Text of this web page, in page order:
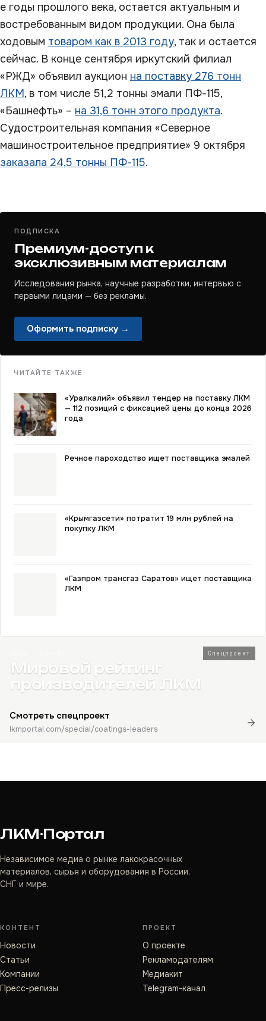
е годы прошлого века, остается актуальным и
востребованным видом продукции. Она была
ходовым товаром как в 2013 году, так и остается
сейчас. В конце сентября иркутский филиал
«РЖД» объявил аукцион на поставку 276 тонн
ЛКМ, в том числе 51,2 тонны эмали ПФ-115,
«Башнефть» – на 31,6 тонн этого продукта.
Судостроительная компания «Северное
машиностроительное предприятие» 9 октября
заказала 24,5 тонны ПФ-115.
ПОДПИСКА
Премиум-доступ к
эксклюзивным материалам
Исследования рынка, научные разработки, интервью с
первыми лицами — без рекламы.
Оформить подписку →
ЧИТАЙТЕ ТАКЖЕ
«Уралкалий» объявил тендер на поставку ЛКМ
— 112 позиций с фиксацией цены до конца 2026
года
Речное пароходство ищет поставщика эмалей
«Крымгазсети» потратит 19 млн рублей на
покупку ЛКМ
«Газпром трансгаз Саратов» ищет поставщика
ЛКМ
Спецпроект
Мировой рейтинг
производителей ЛКМ
Смотреть спецпроект
lkmportal.com/special/coatings-leaders
ЛКМ·Портал
Независимое медиа о рынке лакокрасочных
материалов, сырья и оборудования в России,
СНГ и мире.
КОНТЕНТ
Новости
Статьи
Компании
Пресс-релизы
ПРОЕКТ
О проекте
Рекламодателям
Медиакит
Telegram-канал